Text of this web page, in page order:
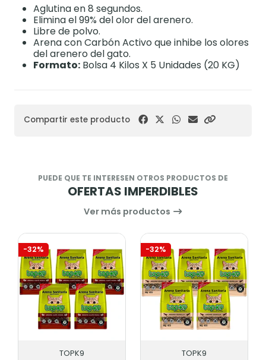
Aglutina en 8 segundos.
Elimina el 99% del olor del arenero.
Libre de polvo.
Arena con Carbón Activo que inhibe los olores
del arenero del gato.
Formato: Bolsa 4 Kilos X 5 Unidades (20 KG)
Compartir este producto
PUEDE QUE TE INTERESEN OTROS PRODUCTOS DE
OFERTAS IMPERDIBLES
Ver más productos
-32% -32%